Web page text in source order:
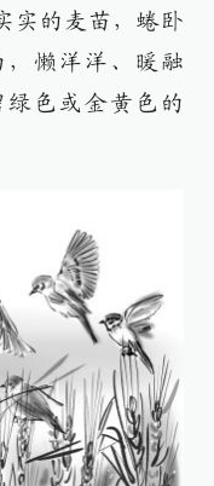
实的麦苗，蜷卧
懒洋洋、暖融
色或金黄色的